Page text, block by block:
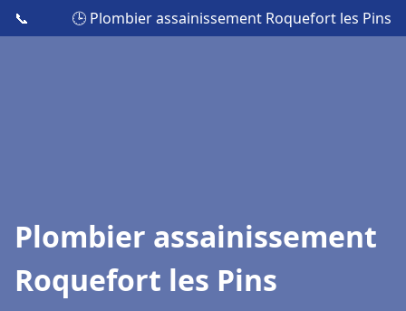
📞 🕒 Plombier assainissement Roquefort les Pins
Plombier assainissement
Roquefort les Pins